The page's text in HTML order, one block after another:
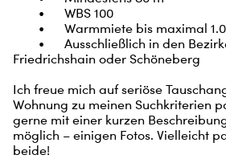
Friedrichshain oder Schöneberg
Ich freue mich auf seriöse
Wohnung zu meinen Suchkriterien
gerne mit einer kurzen
möglich – einigen Fotos. Vielleicht
beide!